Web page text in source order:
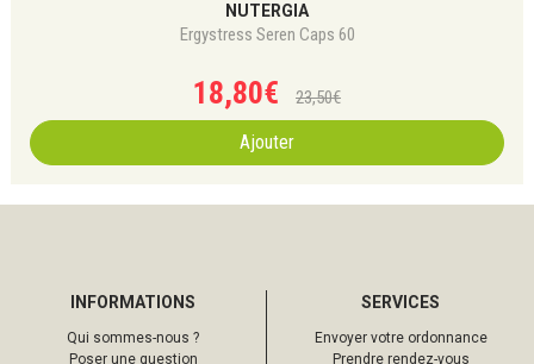
NUTERGIA
Ergystress Seren Caps 60
18,80€ 23,50€
Ajouter
INFORMATIONS
Qui sommes-nous ?
Poser une question
SERVICES
Envoyer votre ordonnance
Prendre rendez-vous